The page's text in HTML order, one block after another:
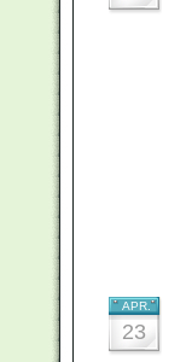
APR.
23